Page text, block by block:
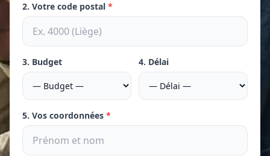
2. Votre code postal *
3. Budget 4. Délai
5. Vos coordonnées *